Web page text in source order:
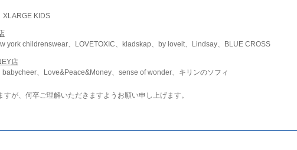
XLARGE KIDS
york childrenswear、LOVETOXIC、kladskap、by loveit、Lindsay、BLUE CROSS
店
、Love&Peace&Money、sense of wonder、キリンのソフィ
が、何卒ご理解いただきますようお願い申し上げます。